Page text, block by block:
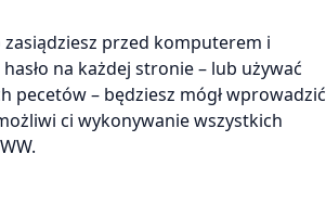
zasiądziesz przed komputerem i
na każdej stronie – lub używać
pecetów – będziesz mógł wprowadzić
ci wykonywanie wszystkich